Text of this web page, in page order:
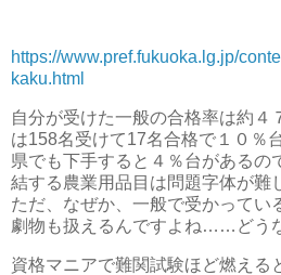
https://www.pref.fukuoka.lg.jp/
kaku.html
自分が受けた一般の合格率は約４
は158名受けて17名合格で１０％
県でも下手すると４％台があるの
結する農業用品目は問題字体が難
ただ、なぜか、一般で受かってい
劇物も扱えるんですよね……どう
資格マニアで難関試験ほど燃える